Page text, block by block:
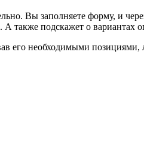
Вы заполняете форму, и
А также подскажет о вариантах
его необходимыми